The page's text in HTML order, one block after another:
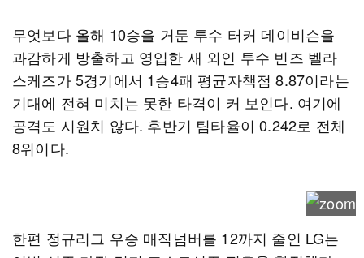
무엇보다 올해 10승을 거둔 투수 터커 데이비슨을
과감하게 방출하고 영입한 새 외인 투수 빈즈 벨라
스케즈가 5경기에서 1승4패 평균자책점 8.87이라는
기대에 전혀 미치는 못한 타격이 커 보인다. 여기에
공격도 시원치 않다. 후반기 팀타율이 0.242로 전체
8위이다.
한편 정규리그 우승 매직넘버를 12까지 줄인 LG는